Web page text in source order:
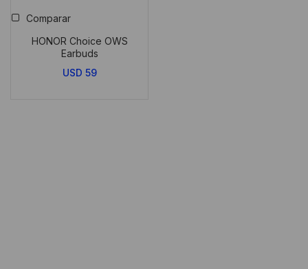
Comparar
HONOR Choice OWS
Earbuds
USD 59